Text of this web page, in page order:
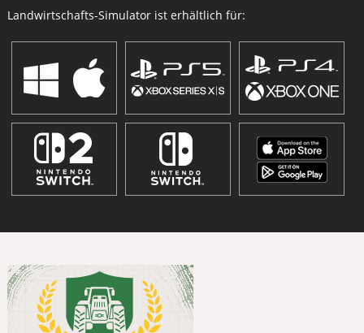
Landwirtschafts-Simulator ist erhältlich für: